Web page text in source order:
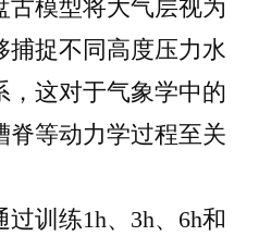
古模型将大气层视为
捕捉不同高度压力水
，这对于气象学中的
脊等动力学过程至关
过训练1h、3h、6h和